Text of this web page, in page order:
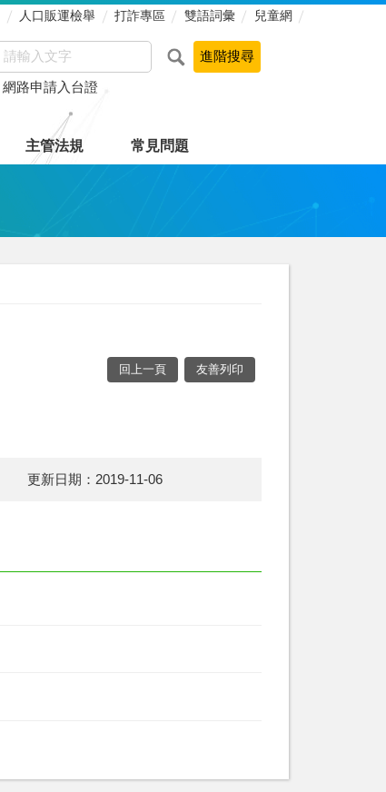
人口販運檢舉 打詐專區 雙語詞彙 兒童網
網路申請入台證
主管法規 常見問題
回上一頁 友善列印
更新日期：2019-11-06